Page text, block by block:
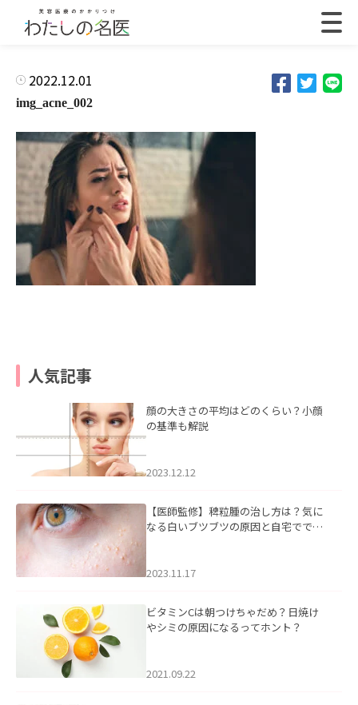
2022.12.01
img_acne_002
人気記事
顔の大きさの平均はどのくらい？小顔
の基準も解説
2023.12.12
【医師監修】稗粒腫の治し方は？気に
なる白いブツブツの原因と自宅ででき
2023.11.17
ビタミンCは朝つけちゃだめ？日焼け
やシミの原因になるってホント？
2021.09.22